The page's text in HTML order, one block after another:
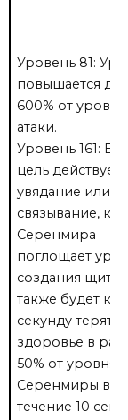
Уровень 81:
повышается до
600% от уровня
атаки.
Уровень 161:
цель действует
увядание или
связывание,
Серенмира
поглощает
создания щита,
также будет
секунду терять
здоровье в
50% от уровня
Серенмиры в
течение 10 сек.